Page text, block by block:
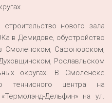
нового зала
в Демидове, обустройство
Смоленском, Сафоновском,
Рославльском
округах. В Смоленске
теннисного центра на
Дельфин» на ул.